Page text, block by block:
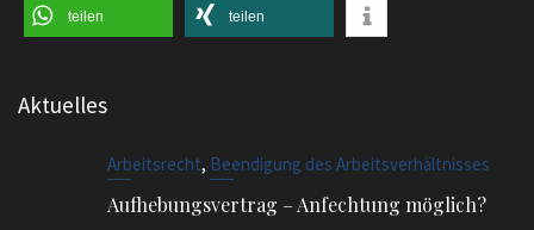
teilen teilen
Aktuelles
Arbeitsrecht, Beendigung des Arbeitsverhältnisses
Aufhebungsvertrag – Anfechtung möglich?